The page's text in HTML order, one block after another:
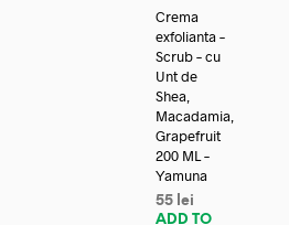
Crema
exfolianta –
Scrub – cu
Unt de
Shea,
Macadamia,
Grapefruit
200 ML –
Yamuna
55 lei
ADD TO